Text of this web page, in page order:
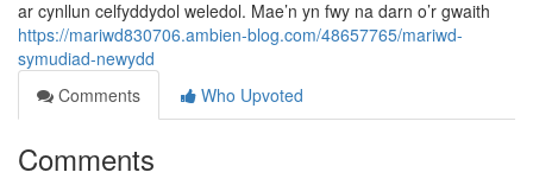
ar cynllun celfyddydol weledol. Mae’n yn fwy na darn o’r gwaith
https://mariwd830706.ambien-blog.com/48657765/mariwd-
symudiad-newydd
Comments
Who Upvoted
Comments